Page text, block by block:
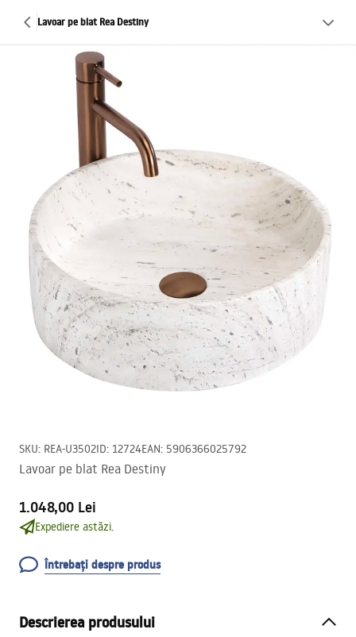
Lavoar pe blat Rea Destiny
SKU: REA-U3502ID: 12724EAN: 5906366025792
Lavoar pe blat Rea Destiny
1.048,00 Lei
Expediere astăzi.
Întrebați despre produs
Descrierea produsului